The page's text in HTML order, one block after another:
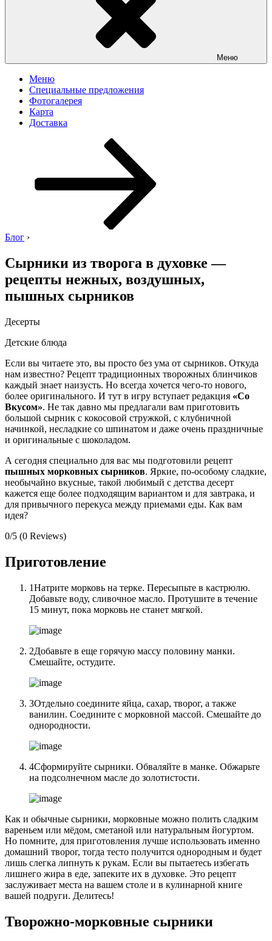
Меню
Меню
Специальные предложения
Фотогалерея
Карта
Доставка
Блог ›
Сырники из творога в духовке —
рецепты нежных, воздушных,
пышных сырников
Десерты
Детские блюда
Если вы читаете это, вы просто без ума от сырников. Откуда
нам известно? Рецепт традиционных творожных блинчиков
каждый знает наизусть. Но всегда хочется чего-то нового,
более оригинального. И тут в игру вступает редакция «Со
Вкусом». Не так давно мы предлагали вам приготовить
большой сырник с кокосовой стружкой, с клубничной
начинкой, несладкие со шпинатом и даже очень праздничные
и оригинальные с шоколадом.
А сегодня специально для вас мы подготовили рецепт
пышных морковных сырников. Яркие, по-особому сладкие,
необычайно вкусные, такой любимый с детства десерт
кажется еще более подходящим вариантом и для завтрака, и
для привычного перекуса между приемами еды. Как вам
идея?
0/5 (0 Reviews)
Приготовление
1Натрите морковь на терке. Пересыпьте в кастрюлю.
Добавьте воду, сливочное масло. Протушите в течение
15 минут, пока морковь не станет мягкой.
2Добавьте в еще горячую массу половину манки.
Смешайте, остудите.
3Отдельно соедините яйца, сахар, творог, а также
ванилин. Соедините с морковной массой. Смешайте до
однородности.
4Сформируйте сырники. Обваляйте в манке. Обжарьте
на подсолнечном масле до золотистости.
Как и обычные сырники, морковные можно полить сладким
вареньем или мёдом, сметаной или натуральным йогуртом.
Но помните, для приготовления лучше использовать именно
домашний творог, тогда тесто получится однородным и будет
лишь слегка липнуть к рукам. Если вы пытаетесь избегать
лишнего жира в еде, запеките их в духовке. Это рецепт
заслуживает места на вашем столе и в кулинарной книге
вашей подруги. Делитесь!
Творожно-морковные сырники